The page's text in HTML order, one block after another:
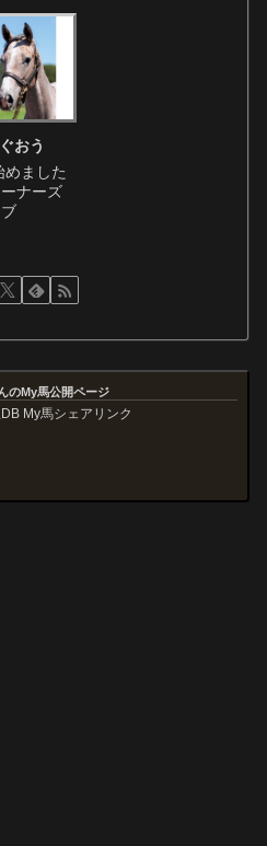
ぐおう
ました
ナーズ
のMy馬公開ページ
My馬シェアリンク